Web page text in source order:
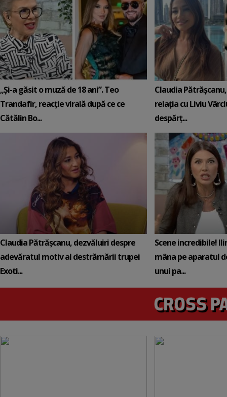
„Și-a găsit o muză de 18 ani”. Teo
Trandafir, reacție virală după ce ce
Cătălin Bo...
Claudia
relația cu Liviu
despărț...
Claudia Pătrășcanu, dezvăluiri despre
adevăratul motiv al destrămării trupei
Exoti...
Scene incredibile!
mâna pe aparatul
unui pa...